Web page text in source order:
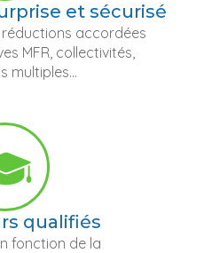
et sécurisé
accordées
MFR, collectivités,
multiples...
qualifiés
fonction de la